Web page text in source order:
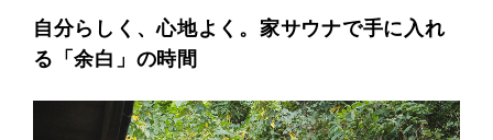
自分らしく、​心地よく。​家サウナで​手に​入れ
る​「余白」の​時間